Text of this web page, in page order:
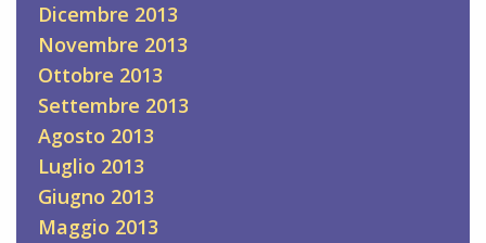
Dicembre 2013
Novembre 2013
Ottobre 2013
Settembre 2013
Agosto 2013
Luglio 2013
Giugno 2013
Maggio 2013